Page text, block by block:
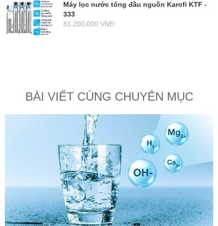
Máy lọc nước tổng đầu nguồn Karofi KTF -
333
81.200.000 VNĐ
BÀI VIẾT CÙNG CHUYÊN MỤC